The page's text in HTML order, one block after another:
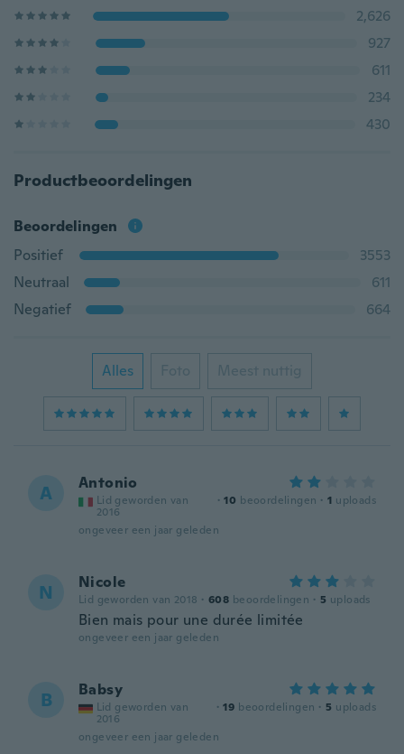
2,626
927
611
234
430
Productbeoordelingen
Beoordelingen
Positief
3553
Neutraal
611
Negatief
664
Alles Foto Meest nuttig
A Antonio
Lid geworden van
2016
· 10 beoordelingen · 1 uploads
ongeveer een jaar geleden
N Nicole
Lid geworden van 2018 · 608 beoordelingen · 5 uploads
Bien mais pour une durée limitée
ongeveer een jaar geleden
B Babsy
Lid geworden van
2016
· 19 beoordelingen · 5 uploads
ongeveer een jaar geleden